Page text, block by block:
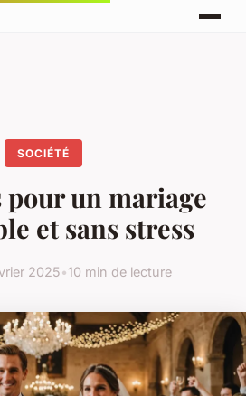
SOCIÉTÉ
pour un mariage
et sans stress
2025•10 min de lecture